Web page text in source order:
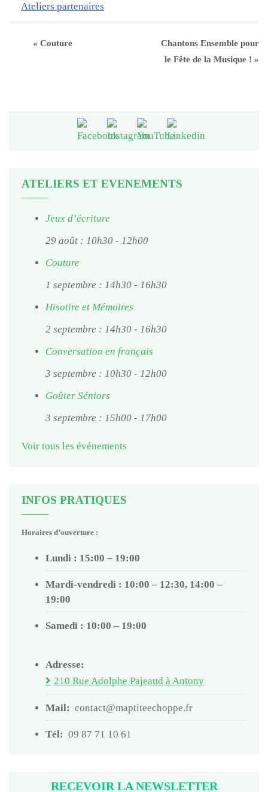
Ateliers partenaires
« Couture
Chantons Ensemble pour
le Fête de la Musique ! »
ATELIERS ET EVENEMENTS
Jeux d’écriture
29 août : 10h30 - 12h00
Couture
1 septembre : 14h30 - 16h30
Hisotire et Mémoires
2 septembre : 14h30 - 16h30
Conversation en français
3 septembre : 10h30 - 12h00
Goûter Séniors
3 septembre : 15h00 - 17h00
Voir tous les événements
INFOS PRATIQUES
Horaires d’ouverture :
Lundi : 15:00 – 19:00
Mardi-vendredi : 10:00 – 12:30, 14:00 –
19:00
Samedi : 10:00 – 19:00
Adresse:
210 Rue Adolphe Pajeaud à Antony
Mail: contact@maptiteechoppe.fr
Tél: 09 87 71 10 61
RECEVOIR LA NEWSLETTER